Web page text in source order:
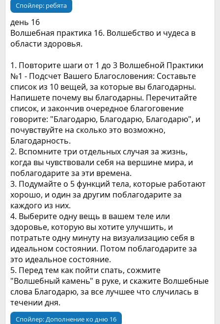
Спойлер: ребята
день 16
Волшебная практика 16. Волшебство и чудеса в
области здоровья.
1. Повторите шаги от 1 до 3 Волшебной Практики
№1 - Подсчет Вашего Благословения: Составьте
список из 10 вещей, за которые вы благодарны.
Напишете почему вы благодарны. Перечитайте
список, и закончив очередное благоговение
говорите: "Благодарю, Благодарю, Благодарю", и
почувствуйте на сколько это возможно,
Благодарность.
2. Вспомните три отдельных случая за жизнь,
когда вы чувствовали себя на вершине мира, и
поблагодарите за эти времена.
3. Подумайте о 5 функций тела, которые работают
хорошо, и один за другим поблагодарите за
каждого из них.
4. Выберите одну вещь в вашем теле или
здоровье, которую вы хотите улучшить, и
потратьте одну минуту на визуализацию себя в
идеальном состоянии. Потом поблагодарите за
это идеальное состояние.
5. Перед тем как пойти спать, сожмите
"Волшебный камень" в руке, и скажите Волшебные
слова Благодарю, за все лучшее что случилась в
течении дня.
Спойлер:Дополнение ко дню 16